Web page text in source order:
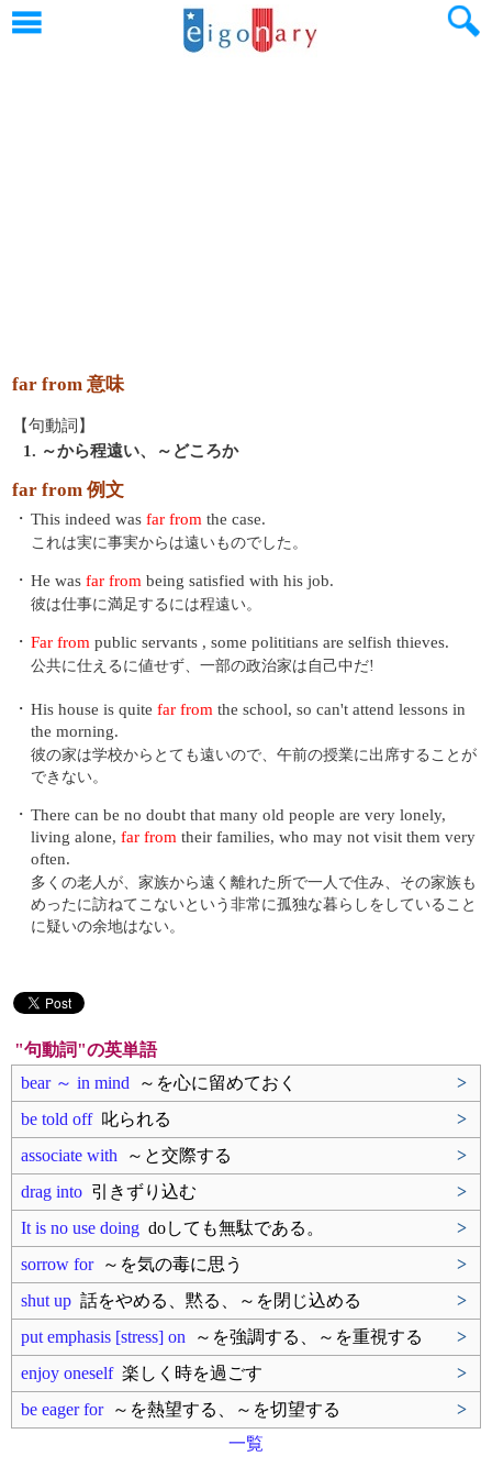
far from 意味
【句動詞】
1. ～から程遠い、～どころか
far from 例文
・ This indeed was far from the case.
これは実に事実からは遠いものでした。
・ He was far from being satisfied with his job.
彼は仕事に満足するには程遠い。
・ Far from public servants , some polititians are selfish thieves.
公共に仕えるに値せず、一部の政治家は自己中だ!
・ His house is quite far from the school, so can't attend lessons in
the morning.
彼の家は学校からとても遠いので、午前の授業に出席することが
できない。
・ There can be no doubt that many old people are very lonely,
living alone, far from their families, who may not visit them very
often.
多くの老人が、家族から遠く離れた所で一人で住み、その家族も
めったに訪ねてこないという非常に孤独な暮らしをしていること
に疑いの余地はない。
"句動詞"の英単語
bear ～ in mind ～を心に留めておく
>
be told off叱られる
>
associate with ～と交際する
>
drag into 引きずり込む
>
It is no use doing doしても無駄である。
>
sorrow for～を気の毒に思う
>
shut up 話をやめる、黙る、～を閉じ込める
>
put emphasis [stress] on ～を強調する、～を重視する
>
enjoy oneself楽しく時を過ごす
>
be eager for～を熱望する、～を切望する
>
一覧